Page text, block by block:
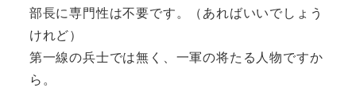
部長に専門性は不要です。（あればいいでしょう
けれど）
第一線の兵士では無く、一軍の将たる人物ですか
ら。